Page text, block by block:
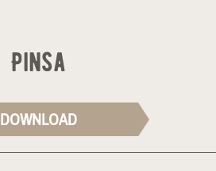
Pinsa
DOWNLOAD